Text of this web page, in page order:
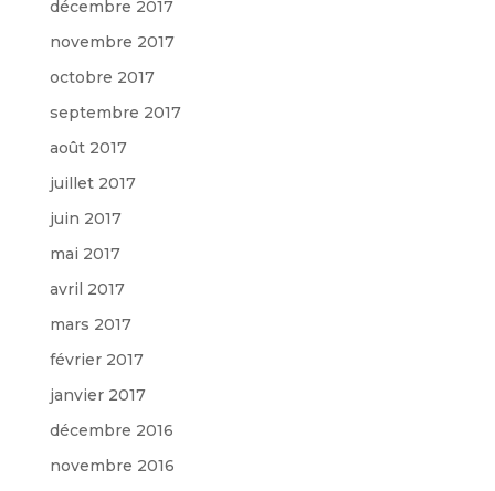
décembre 2017
novembre 2017
octobre 2017
septembre 2017
août 2017
juillet 2017
juin 2017
mai 2017
avril 2017
mars 2017
février 2017
janvier 2017
décembre 2016
novembre 2016